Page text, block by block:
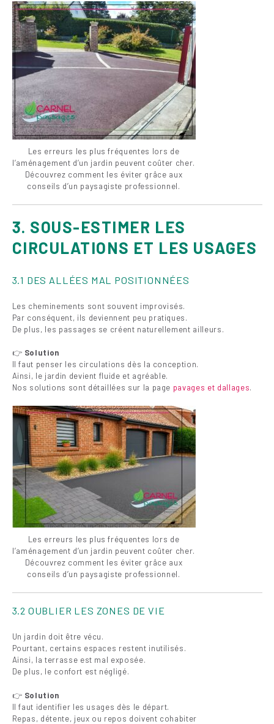
Les erreurs les plus fréquentes lors de
l’aménagement d’un jardin peuvent coûter cher.
Découvrez comment les éviter grâce aux
conseils d’un paysagiste professionnel.
3. SOUS-ESTIMER LES
CIRCULATIONS ET LES USAGES
3.1 DES ALLÉES MAL POSITIONNÉES
Les cheminements sont souvent improvisés.
Par conséquent, ils deviennent peu pratiques.
De plus, les passages se créent naturellement ailleurs.
👉 Solution
Il faut penser les circulations dès la conception.
Ainsi, le jardin devient fluide et agréable.
Nos solutions sont détaillées sur la page pavages et dallages.
Les erreurs les plus fréquentes lors de
l’aménagement d’un jardin peuvent coûter cher.
Découvrez comment les éviter grâce aux
conseils d’un paysagiste professionnel.
3.2 OUBLIER LES ZONES DE VIE
Un jardin doit être vécu.
Pourtant, certains espaces restent inutilisés.
Ainsi, la terrasse est mal exposée.
De plus, le confort est négligé.
👉 Solution
Il faut identifier les usages dès le départ.
Repas, détente, jeux ou repos doivent cohabiter